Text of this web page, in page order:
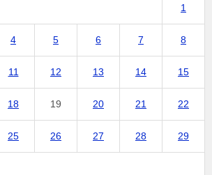
1
4 5 6 7 8
11 12 13 14 15
18 19 20 21 22
25 26 27 28 29